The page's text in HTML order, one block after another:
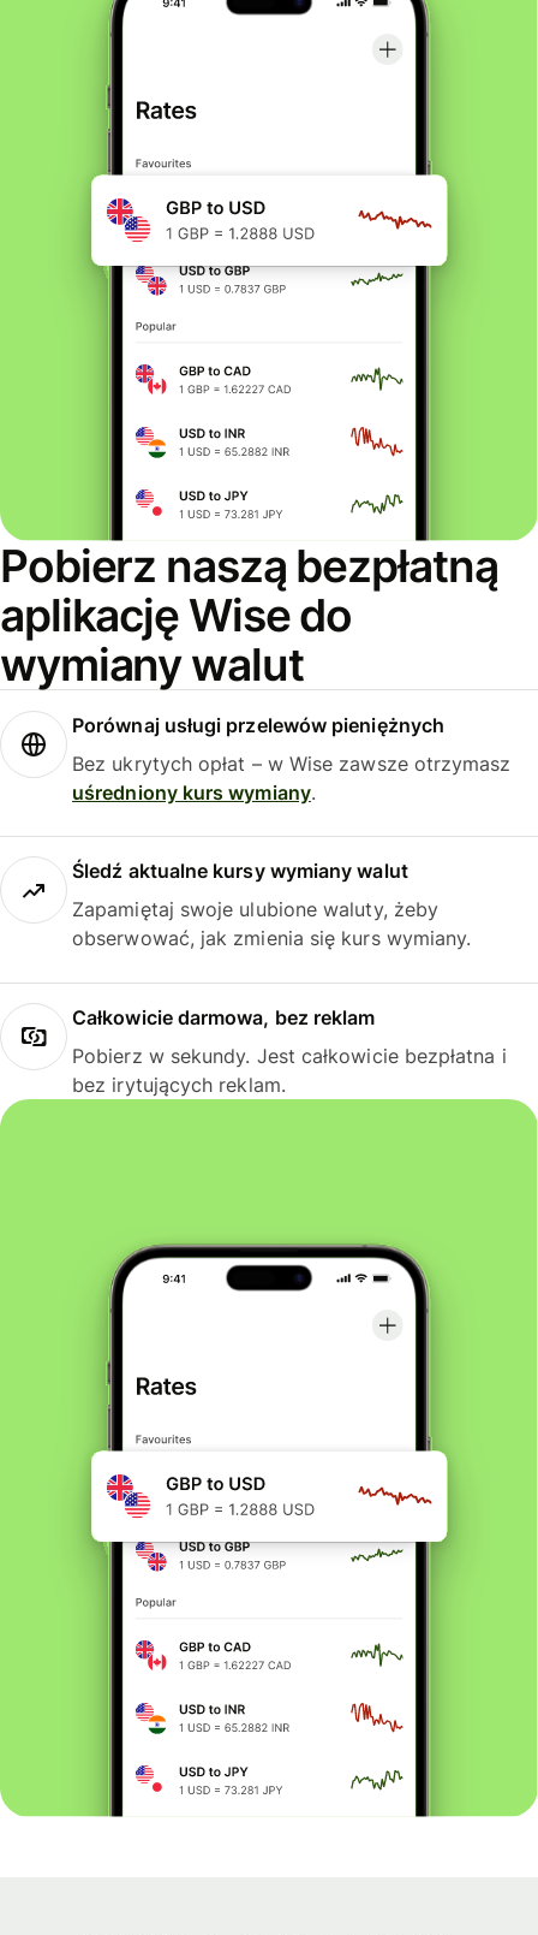
Pobierz naszą bezpłatną
aplikację Wise do
wymiany walut
Porównaj usługi przelewów pieniężnych
Bez ukrytych opłat – w Wise zawsze otrzymasz
uśredniony kurs wymiany.
Śledź aktualne kursy wymiany walut
Zapamiętaj swoje ulubione waluty, żeby
obserwować, jak zmienia się kurs wymiany.
Całkowicie darmowa, bez reklam
Pobierz w sekundy. Jest całkowicie bezpłatna i
bez irytujących reklam.